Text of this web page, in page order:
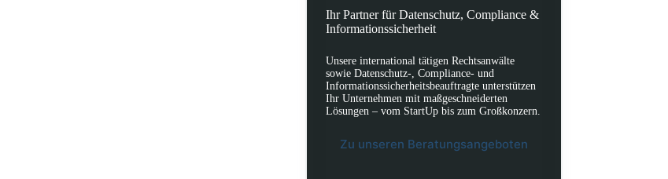
Ihr Partner für Datenschutz, Compliance &
Informationssicherheit
Unsere international tätigen Rechtsanwälte
sowie Datenschutz-, Compliance- und
Informationssicherheitsbeauftragte unterstützen
Ihr Unternehmen mit maßgeschneiderten
Lösungen – vom StartUp bis zum Großkonzern.
Zu unseren Beratungsangeboten